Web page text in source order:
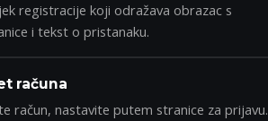
registracije koji odražava obrazac s
i tekst o pristanaku.
računa
račun, nastavite putem stranice za prijavu.